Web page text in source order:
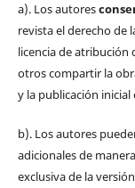
a). Los autores
revista el derecho de
licencia de atribución
otros compartir la
y la publicación inicial
b). Los autores
adicionales de
exclusiva de la